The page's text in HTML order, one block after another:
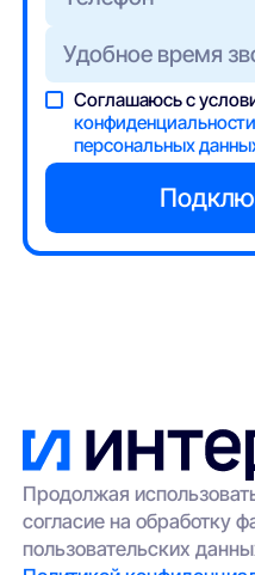
Соглашаюсь с
персональных
Продолжая
согласие на обработку
пользовательских